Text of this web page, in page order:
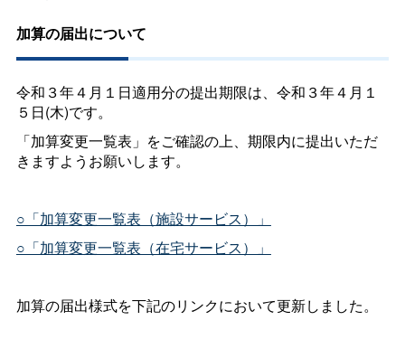
加算の届出について
令和３年４月１日適用分の提出期限は、令和３年４月１
５日(木)です。
「加算変更一覧表」をご確認の上、期限内に提出いただ
きますようお願いします。
○「加算変更一覧表（施設サービス）」
○「加算変更一覧表（在宅サービス）」
加算の届出様式を下記のリンクにおいて更新しました。